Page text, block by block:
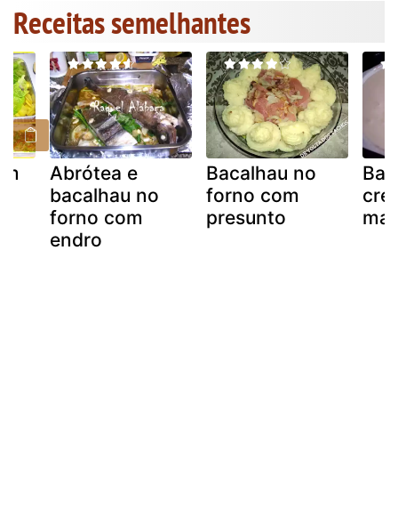
Receitas semelhantes
Abrótea e
bacalhau no
forno com
endro
Bacalhau no
forno com
presunto